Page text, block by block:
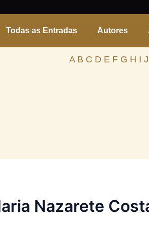
Todas as Entradas Autores
A B C D E F G H I J
Nazarete